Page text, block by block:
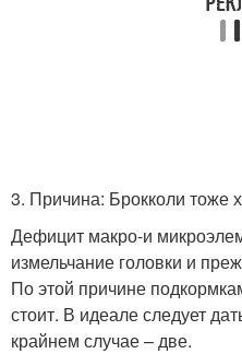
3. Причина: Брокколи тоже
Дефицит макро-и
измельчание головки и
По этой причине
стоит. В идеале следует
крайнем случае – две.